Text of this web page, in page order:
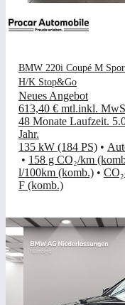
BMW 220i Coupé M
H/K Stop&Go
Neues Angebot
613,40 € mtl.inkl.
48 Monate Laufzeit.
Jahr.
135 kW (184 PS) •
• 158 g CO₂/km
l/100km (komb.) •
F (komb.)